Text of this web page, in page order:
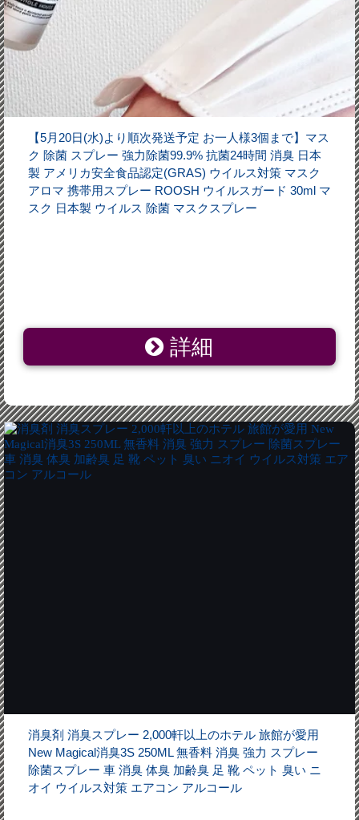
【5月20日(水)より順次発送予定 お一人様3個まで】マス
ク 除菌 スプレー 強力除菌99.9% 抗菌24時間 消臭 日本
製 アメリカ安全食品認定(GRAS) ウイルス対策 マスク
アロマ 携帯用スプレー ROOSH ウイルスガード 30ml マ
スク 日本製 ウイルス 除菌 マスクスプレー
詳細
消臭剤 消臭スプレー 2,000軒以上のホテル 旅館が愛用
New Magical消臭3S 250ML 無香料 消臭 強力 スプレー
除菌スプレー 車 消臭 体臭 加齢臭 足 靴 ペット 臭い ニ
オイ ウイルス対策 エアコン アルコール